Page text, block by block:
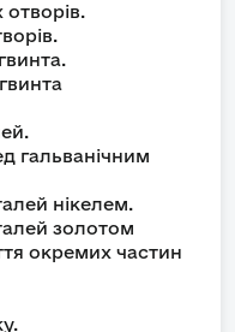
отворів.
гальванічним
нікелем.
золотом
окремих частин